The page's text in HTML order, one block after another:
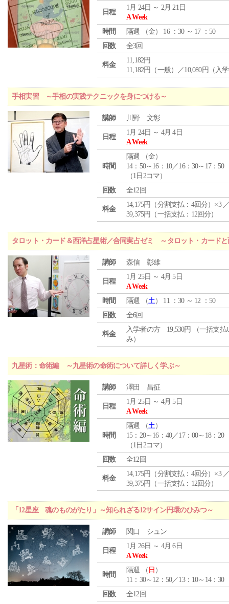
日程
1月 24日 ～ 2月 21日
A Week
時間
隔週 （金） 16 ：30 ～ 17 ：50
回数
全3回
料金
11,182円
11,182円（一般）／10,080円（入
手相実習 ～手相の実践テクニックを身につける～
講師 川野 文彰
日程
1月 24日 ～ 4月 4日
A Week
時間
隔週 （金）
14：50～16：10／16：30～17：50
（1日2コマ）
回数
全12回
料金
14,175円（分割支払：4回分）×3
39,375円（一括支払：12回分）
タロット・カード＆西洋占星術／合同実占ゼミ ～タロット・カード
講師 森信 彰雄
日程
1月 25日 ～ 4月 5日
A Week
時間
隔週 （土） 11 ：30 ～ 12 ：50
回数
全6回
料金
入学者の方 19,530円 （一括支払
み）
九星術：命術編 ～九星術の命術について詳しく学ぶ～
講師 澤田 昌征
日程
1月 25日 ～ 4月 5日
A Week
時間
隔週 （土）
15：20～16：40／17：00～18：20
（1日2コマ）
回数
全12回
料金
14,175円（分割支払：4回分）×3
39,375円（一括支払：12回分）
「12星座 魂のものがたり」～知られざる12サイン円環のひみつ～
講師 関口 シュン
日程
1月 26日 ～ 4月 6日
A Week
時間
隔週 （ 日 ）
11：30～12：50／13：10～14：30
回数
全12回